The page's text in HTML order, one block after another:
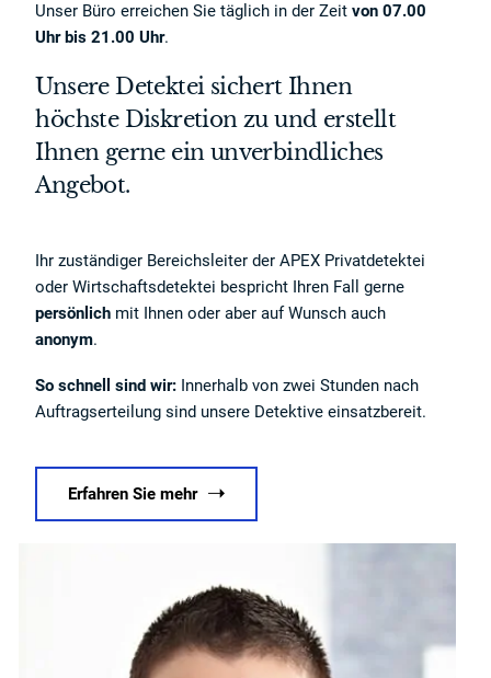
Unser Büro erreichen Sie täglich in der Zeitvon 07.00
Uhr bis 21.00 Uhr.
Unsere Detektei sichert Ihnen
höchste Diskretion zu und erstellt
Ihnen gerne ein unverbindliches
Angebot.
Ihr zuständiger Bereichsleiter der APEX Privatdetektei
oder Wirtschaftsdetektei bespricht Ihren Fall gerne
persönlich mit Ihnen oder aber auf Wunsch auch
anonym.
So schnell sind wir: Innerhalb von zwei Stunden nach
Auftragserteilung sind unsere Detektive einsatzbereit.
Erfahren Sie mehr